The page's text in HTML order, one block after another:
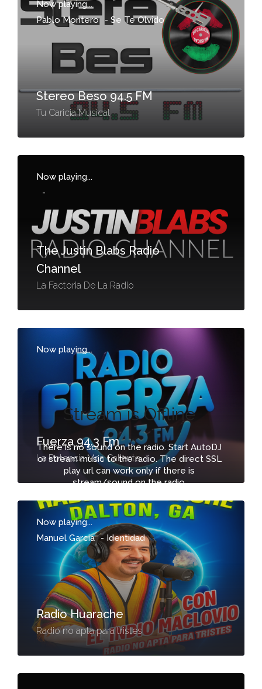
Now playing...
Pablo Montero
- Se Te Olvido
Stereo Beso 94.5 FM
Tu Caricia Musical
Now playing...
-
The Justin Blabs Radio
Channel
La Factoria De La Radio
Now playing...
Stream is Offline
There is no sound on the radio. Start AutoDJ
or stream music to the radio. The direct SSL
play url can work only if there is
stream/sound on the radio.
-
Fuerza 94.3 Fm
La Potencia Mas Caliente
Now playing...
Manuel Garcia - Identidad
Radio Huarache
Radio no apta para tristes